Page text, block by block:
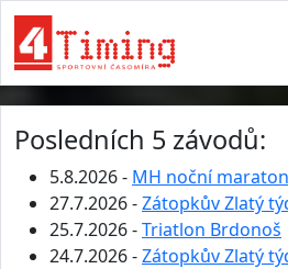
Posledních 5 závodů:
5.8.2026 - MH noční maraton
27.7.2026 -Zátopkův Zlatý
25.7.2026 -Triatlon Brdonoš
24.7.2026 -Zátopkův Zlatý